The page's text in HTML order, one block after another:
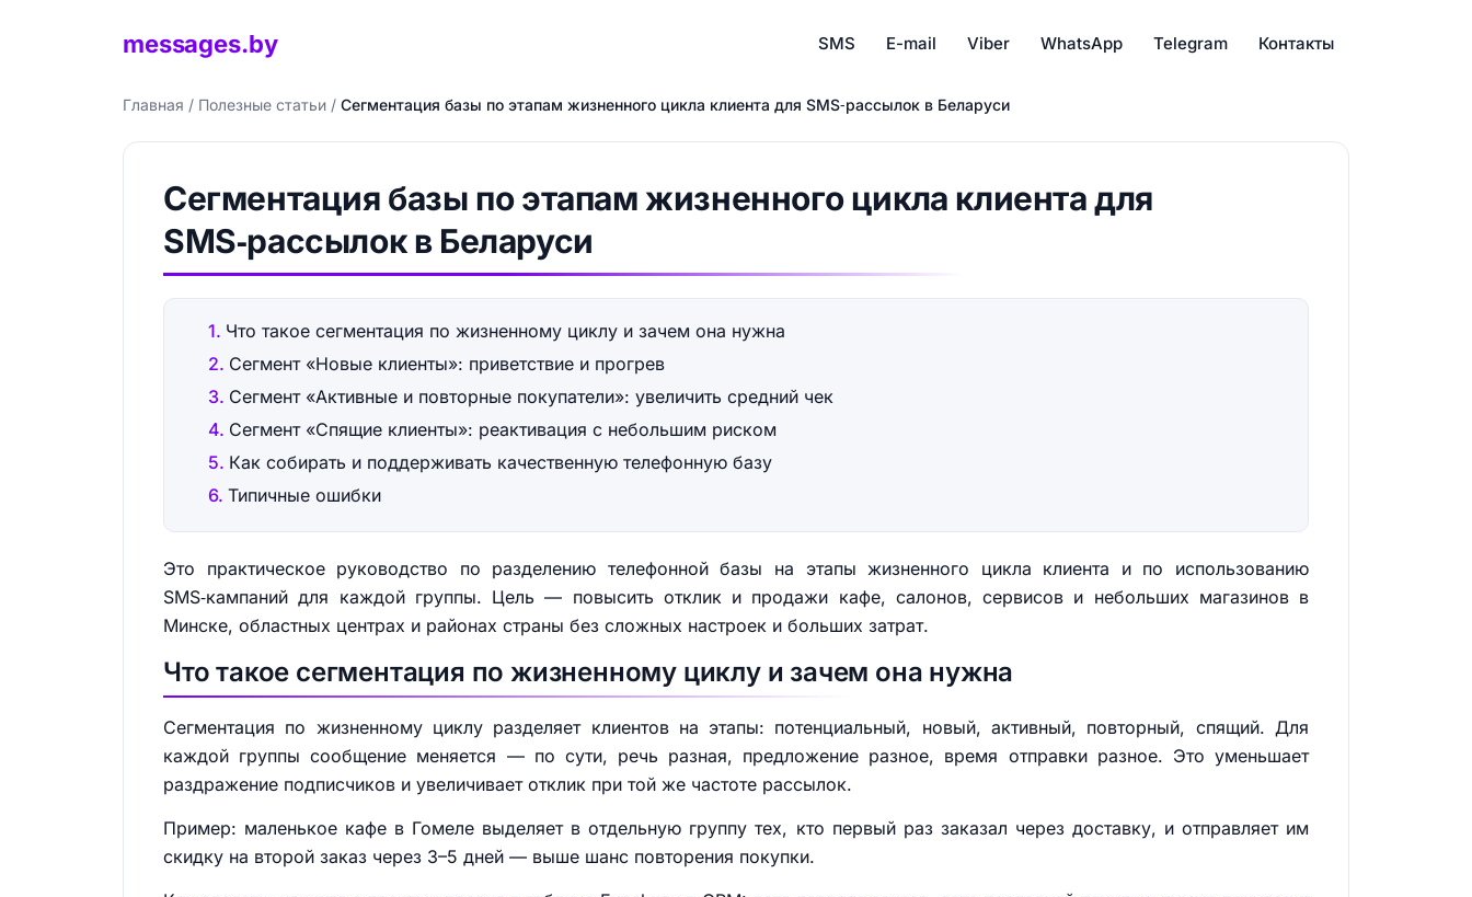
messages.by SMS E-mail Viber WhatsApp Telegram Контакты
Главная / Полезные статьи / Сегментация базы по этапам жизненного цикла клиента для SMS‑рассылок в Беларуси
Сегментация базы по этапам жизненного цикла клиента для
SMS‑рассылок в Беларуси
Что такое сегментация по жизненному циклу и зачем она нужна
Сегмент «Новые клиенты»: приветствие и прогрев
Сегмент «Активные и повторные покупатели»: увеличить средний чек
Сегмент «Спящие клиенты»: реактивация с небольшим риском
Как собирать и поддерживать качественную телефонную базу
Типичные ошибки
Это практическое руководство по разделению телефонной базы на этапы жизненного цикла клиента и по использованию
SMS‑кампаний для каждой группы. Цель — повысить отклик и продажи кафе, салонов, сервисов и небольших магазинов в
Минске, областных центрах и районах страны без сложных настроек и больших затрат.
Что такое сегментация по жизненному циклу и зачем она нужна
Сегментация по жизненному циклу разделяет клиентов на этапы: потенциальный, новый, активный, повторный, спящий. Для
каждой группы сообщение меняется — по сути, речь разная, предложение разное, время отправки разное. Это уменьшает
раздражение подписчиков и увеличивает отклик при той же частоте рассылок.
Пример: маленькое кафе в Гомеле выделяет в отдельную группу тех, кто первый раз заказал через доставку, и отправляет им
скидку на второй заказ через 3–5 дней — выше шанс повторения покупки.